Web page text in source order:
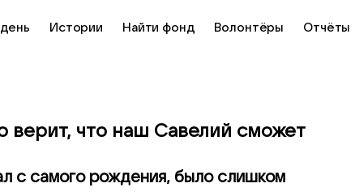
Истории Найти фонд Волонтёры Отчёты
верит, что наш Савелий сможет
с самого рождения, было слишком